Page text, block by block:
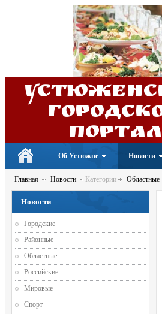
портал
Об Устюжне Новости
Главная Новости Категории Областные
Новости
Городские
Районные
Областные
Российские
Мировые
Спорт